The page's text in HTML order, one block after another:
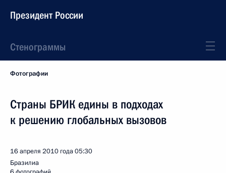
Президент России
Стенограммы
Фотографии
Страны БРИК едины в подходах
к решению глобальных вызовов
16 апреля 2010 года05:30
Бразилиа